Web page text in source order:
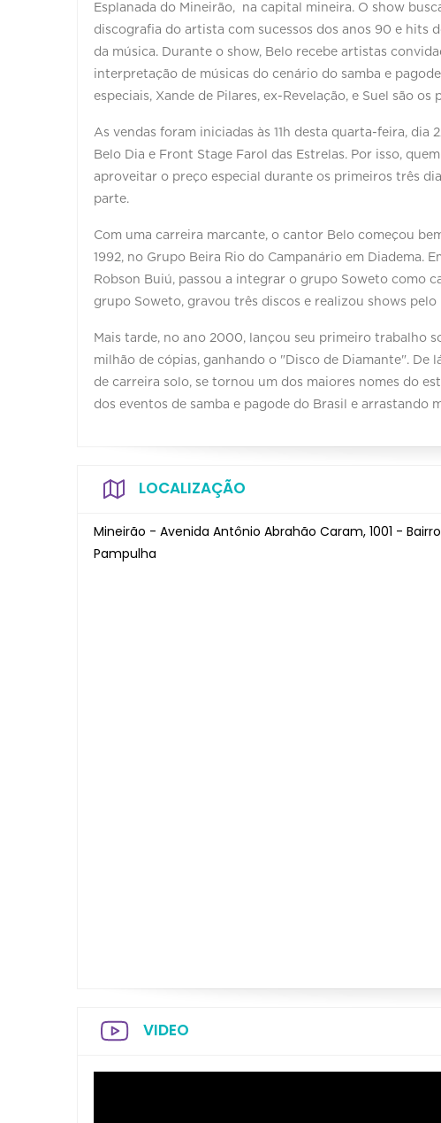
Esplanada do Mineirão, na capital mineira. O show
discografia do artista com sucessos dos anos 90 e hits
da música. Durante o show, Belo recebe artistas
interpretação de músicas do cenário do samba e
especiais, Xande de Pilares, ex-Revelação, e Suel são
As vendas foram iniciadas às 11h desta quarta-feira, dia
Belo Dia e Front Stage Farol das Estrelas. Por isso,
aproveitar o preço especial durante os primeiros três
parte.
Com uma carreira marcante, o cantor Belo começou
1992, no Grupo Beira Rio do Campanário em Diadema.
Robson Buiú, passou a integrar o grupo Soweto como
grupo Soweto, gravou três discos e realizou shows pelo
Mais tarde, no ano 2000, lançou seu primeiro trabalho
milhão de cópias, ganhando o "Disco de Diamante". De
de carreira solo, se tornou um dos maiores nomes do
dos eventos de samba e pagode do Brasil e arrastando
LOCALIZAÇÃO
Mineirão - Avenida Antônio Abrahão Caram, 1001 -
Pampulha
VIDEO